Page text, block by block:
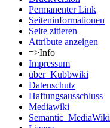
Permanenter Link
Seiten­informationen
Seite zitieren
Attribute anzeigen
=>Info
Impressum
über_Kubbwiki
Datenschutz
Haftungsausschluss
Mediawiki
Semantic_MediaWiki